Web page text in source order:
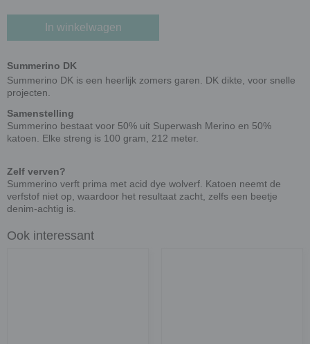
In winkelwagen
Summerino DK
Summerino DK is een heerlijk zomers garen. DK dikte, voor snelle
projecten.
Samenstelling
Summerino bestaat voor 50% uit Superwash Merino en 50%
katoen. Elke streng is 100 gram, 212 meter.
Zelf verven?
Summerino verft prima met acid dye wolverf. Katoen neemt de
verfstof niet op, waardoor het resultaat zacht, zelfs een beetje
denim-achtig is.
Ook interessant